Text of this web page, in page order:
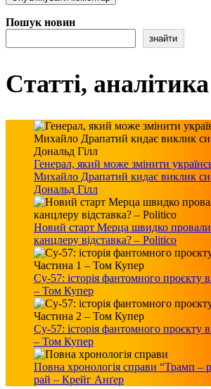
Пошук новин
знайти
Статті, аналітика
Генерал, який може змінити
Михайло Драпатий кидає виклик
Дональд Гілл
Новий старт Мерца швидко
канцлеру відставка? – Politico
Су-57: історія фантомного проєкту
– Том Купер
Су-57: історія фантомного проєкту
– Том Купер
Повна хронологія справи “Трамп –
рай – Крейг Анґер